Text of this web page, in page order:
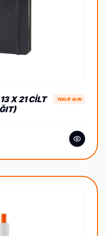
X 21 CILT
TEKLİF ALIN